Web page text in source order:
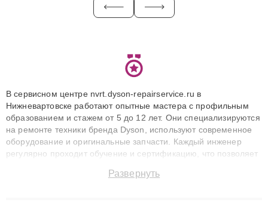
В сервисном центре nvrt.dyson-repairservice.ru в
Нижневартовске работают опытные мастера с профильным
образованием и стажем от 5 до 12 лет. Они специализируются
на ремонте техники бренда Dyson, используют современное
оборудование и оригинальные запчасти. Каждый инженер
регулярно проходит обучение и сертификацию, что позволяет
технику с сохранением гарантии до 3 лет. Наши мастера
Развернуть